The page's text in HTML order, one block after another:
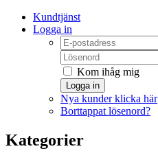
Kundtjänst
Logga in
Kom ihåg mig
Logga in
Nya kunder klicka här
Borttappat lösenord?
Kategorier